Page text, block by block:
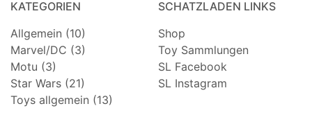
KATEGORIEN
Allgemein (10)
Marvel/DC (3)
Motu (3)
Star Wars (21)
Toys allgemein (13)
SCHATZLADEN LINKS
Shop
Toy Sammlungen
SL Facebook
SL Instagram